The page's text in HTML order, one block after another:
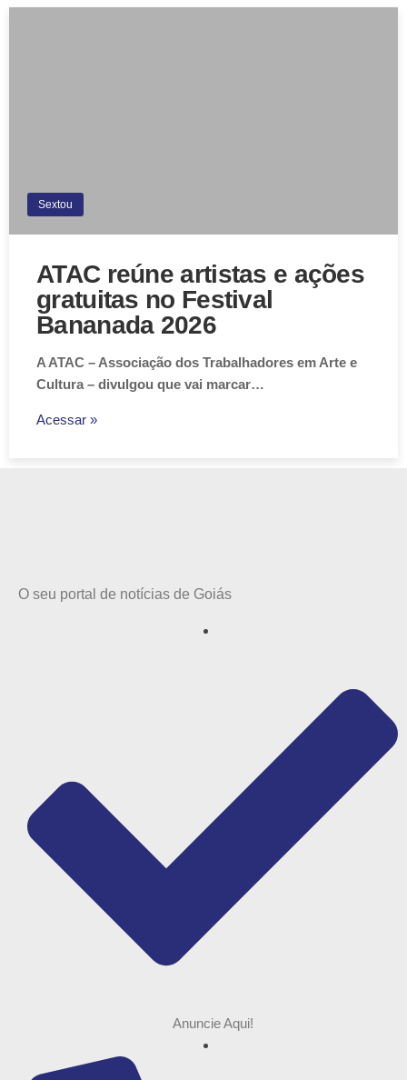
Sextou
ATAC reúne artistas e ações
gratuitas no Festival
Bananada 2026
A ATAC – Associação dos Trabalhadores em Arte e
Cultura – divulgou que vai marcar…
Acessar »
O seu portal de notícias de Goiás
Anuncie Aqui!